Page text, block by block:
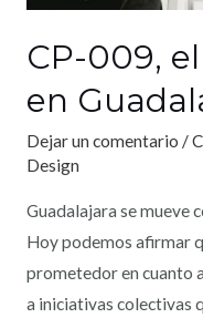
CP-009,
en
Dejar un comentario /
Design
Guadalajara se mueve
Hoy podemos afirmar
prometedor en cuanto
a iniciativas colectivas